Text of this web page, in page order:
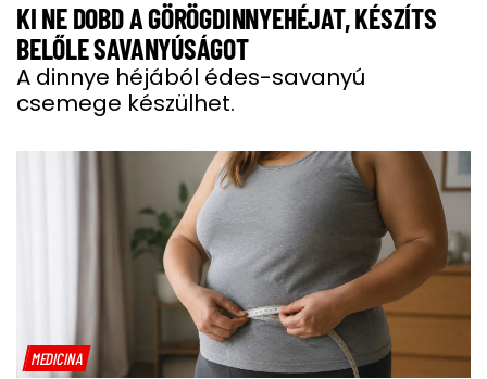
KI NE DOBD A GÖRÖGDINNYEHÉJAT, KÉSZÍTS
BELŐLE SAVANYÚSÁGOT
A dinnye héjából édes-savanyú
csemege készülhet.
MEDICINA